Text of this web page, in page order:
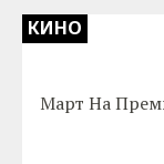
КИНО